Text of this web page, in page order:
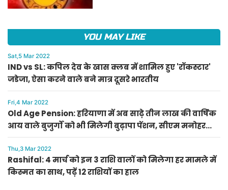
YOU MAY LIKE
Sat,5 Mar 2022
IND vs SL: कपिल देव के खास क्लब में शामिल हुए 'रॉकस्टार'
जडेजा, ऐसा करने वाले बने मात्र दूसरे भारतीय
Fri,4 Mar 2022
Old Age Pension: हरियाणा में अब साढ़े तीन लाख की वार्षिक
आय वाले बुजुर्गों को भी मिलेगी बुढ़ापा पेंशन, सीएम मनोहर
लाल का ऐलान
Thu,3 Mar 2022
Rashifal: 4 मार्च को इन 3 राशि वालों को मिलेगा हर मामले में
किस्मत का साथ, पढ़ें 12 राशियों का हाल